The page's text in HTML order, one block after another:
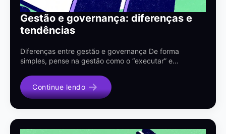
Gestão e governança: diferenças e
tendências
Diferenças entre gestão e governança De forma
simples, pense na gestão como o “executar” e…
Continue lendo